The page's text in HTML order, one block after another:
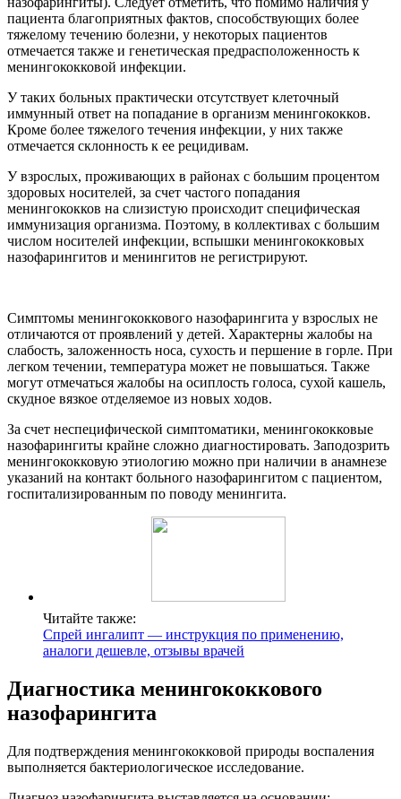
пациента благоприятных фактов, способствующих более
тяжелому течению болезни, у некоторых пациентов
отмечается также и генетическая предрасположенность к
менингококковой инфекции.
У таких больных практически отсутствует клеточный
иммунный ответ на попадание в организм менингококков.
Кроме более тяжелого течения инфекции, у них также
отмечается склонность к ее рецидивам.
У взрослых, проживающих в районах с большим процентом
здоровых носителей, за счет частого попадания
менингококков на слизистую происходит специфическая
иммунизация организма. Поэтому, в коллективах с большим
числом носителей инфекции, вспышки менингококковых
назофарингитов и менингитов не регистрируют.
Симптомы менингококкового назофарингита у взрослых не
отличаются от проявлений у детей. Характерны жалобы на
слабость, заложенность носа, сухость и першение в горле. При
легком течении, температура может не повышаться. Также
могут отмечаться жалобы на осиплость голоса, сухой кашель,
скудное вязкое отделяемое из новых ходов.
За счет неспецифической симптоматики, менингококковые
назофарингиты крайне сложно диагностировать. Заподозрить
менингококковую этиологию можно при наличии в анамнезе
указаний на контакт больного назофарингитом с пациентом,
госпитализированным по поводу менингита.
Читайте также:
Спрей ингалипт — инструкция по применению,
аналоги дешевле, отзывы врачей
Диагностика менингококкового
назофарингита
Для подтверждения менингококковой природы воспаления
выполняется бактериологическое исследование.